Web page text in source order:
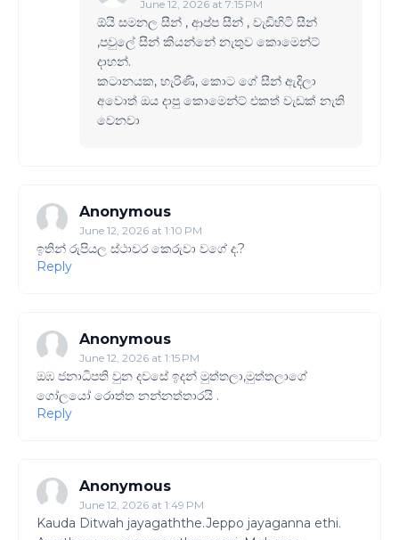
June 12, 2026 at 7:15 PM
ඕයි සමනල සීන් , ආප්ප සීන් , වැඩිහිටි සීන්
,පවුලේ සීන් කියන්නේ නැතුව කොමෙන්ට්
දාහන්.
කටානයක, හැරිණි, කොට ගේ සීන් ඇදිලා
අවොත් ඔය දාපු කොමෙන්ට් එකත් වැඩක් නැති
වෙනවා
Anonymous
June 12, 2026 at 1:10 PM
ඉතින් රුපියල ස්ථාවර කෙරුවා වගේ ද.?
Reply
Anonymous
June 12, 2026 at 1:15 PM
ඔඹ ජනාධිපති වුන දවසේ ඉදන් මුත්තලා,මුත්තලාගේ
ගෝලයෝ රොත්ත නන්නත්තාරයි .
Reply
Anonymous
June 12, 2026 at 1:49 PM
Kauda Ditwah jayagaththe.Jeppo jayaganna ethi.